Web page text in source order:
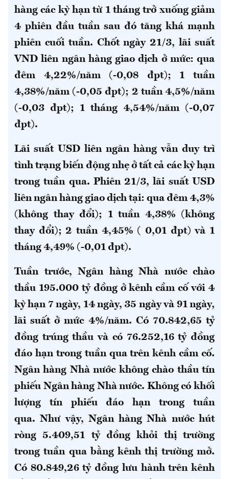
hàng các kỳ hạn từ 1 tháng trở xuống giảm
4 phiên đầu tuần sau đó tăng khá mạnh
phiên cuối tuần. Chốt ngày 21/3, lãi suất
VND liên ngân hàng giao dịch ở mức: qua
đêm 4,22%/năm (-0,08 đpt); 1 tuần
4,38%/năm (-0,05 đpt); 2 tuần 4,5%/năm
(-0,03 đpt); 1 tháng 4,54%/năm (-0,07
đpt).
Lãi suất USD liên ngân hàng vẫn duy trì
tình trạng biến động nhẹ ở tất cả các kỳ hạn
trong tuần qua. Phiên 21/3, lãi suất USD
liên ngân hàng giao dịch tại: qua đêm 4,3%
(không thay đổi); 1 tuần 4,38% (không
thay đổi); 2 tuần 4,45% ( 0,01 đpt) và 1
tháng 4,49% (-0,01 đpt).
Tuần trước, Ngân hàng Nhà nước chào
thầu 195.000 tỷ đồng ở kênh cầm cố với 4
kỳ hạn 7 ngày, 14 ngày, 35 ngày và 91 ngày,
lãi suất ở mức 4%/năm. Có 70.842,65 tỷ
đồng trúng thầu và có 76.252,16 tỷ đồng
đáo hạn trong tuần qua trên kênh cầm cố.
Ngân hàng Nhà nước không chào thầu tín
phiếu Ngân hàng Nhà nước. Không có khối
lượng tín phiếu đáo hạn trong tuần
qua. Như vậy, Ngân hàng Nhà nước hút
ròng 5.409,51 tỷ đồng khỏi thị trường
trong tuần qua bằng kênh thị trường mở.
Có 80.849,26 tỷ đồng lưu hành trên kênh